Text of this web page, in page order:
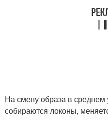
На смену образа в
собираются локоны,